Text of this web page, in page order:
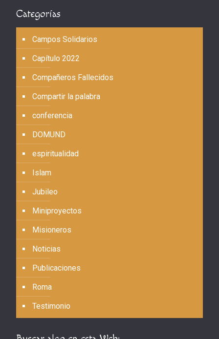
Categorías
Campos Solidarios
Capítulo 2022
Compañeros Fallecidos
Compartir la palabra
conferencia
DOMUND
espiritualidad
Islam
Jubileo
Miniproyectos
Misioneros
Noticias
Publicaciones
Roma
Testimonio